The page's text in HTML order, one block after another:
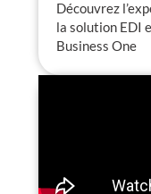
Découvrez
la solution EDI
Business One